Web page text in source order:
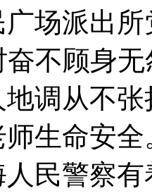
场派出
奋不顾身
地调从不
生命安
民警察